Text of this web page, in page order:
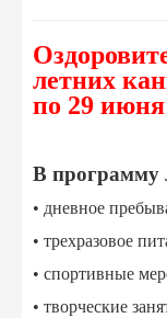
летних
по 29 июня
В программу
• дневное
• трехразовое
• спортивные
• творческие